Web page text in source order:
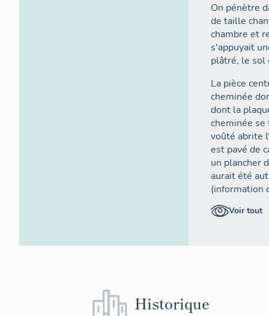
On pénètre
de taille
chambre et
s'appuyait
plâtré, le sol
La pièce
cheminée
dont la
cheminée se
voûté abrite
est pavé de
un plancher
aurait été
(information
La pièce
Voir tout
Historique